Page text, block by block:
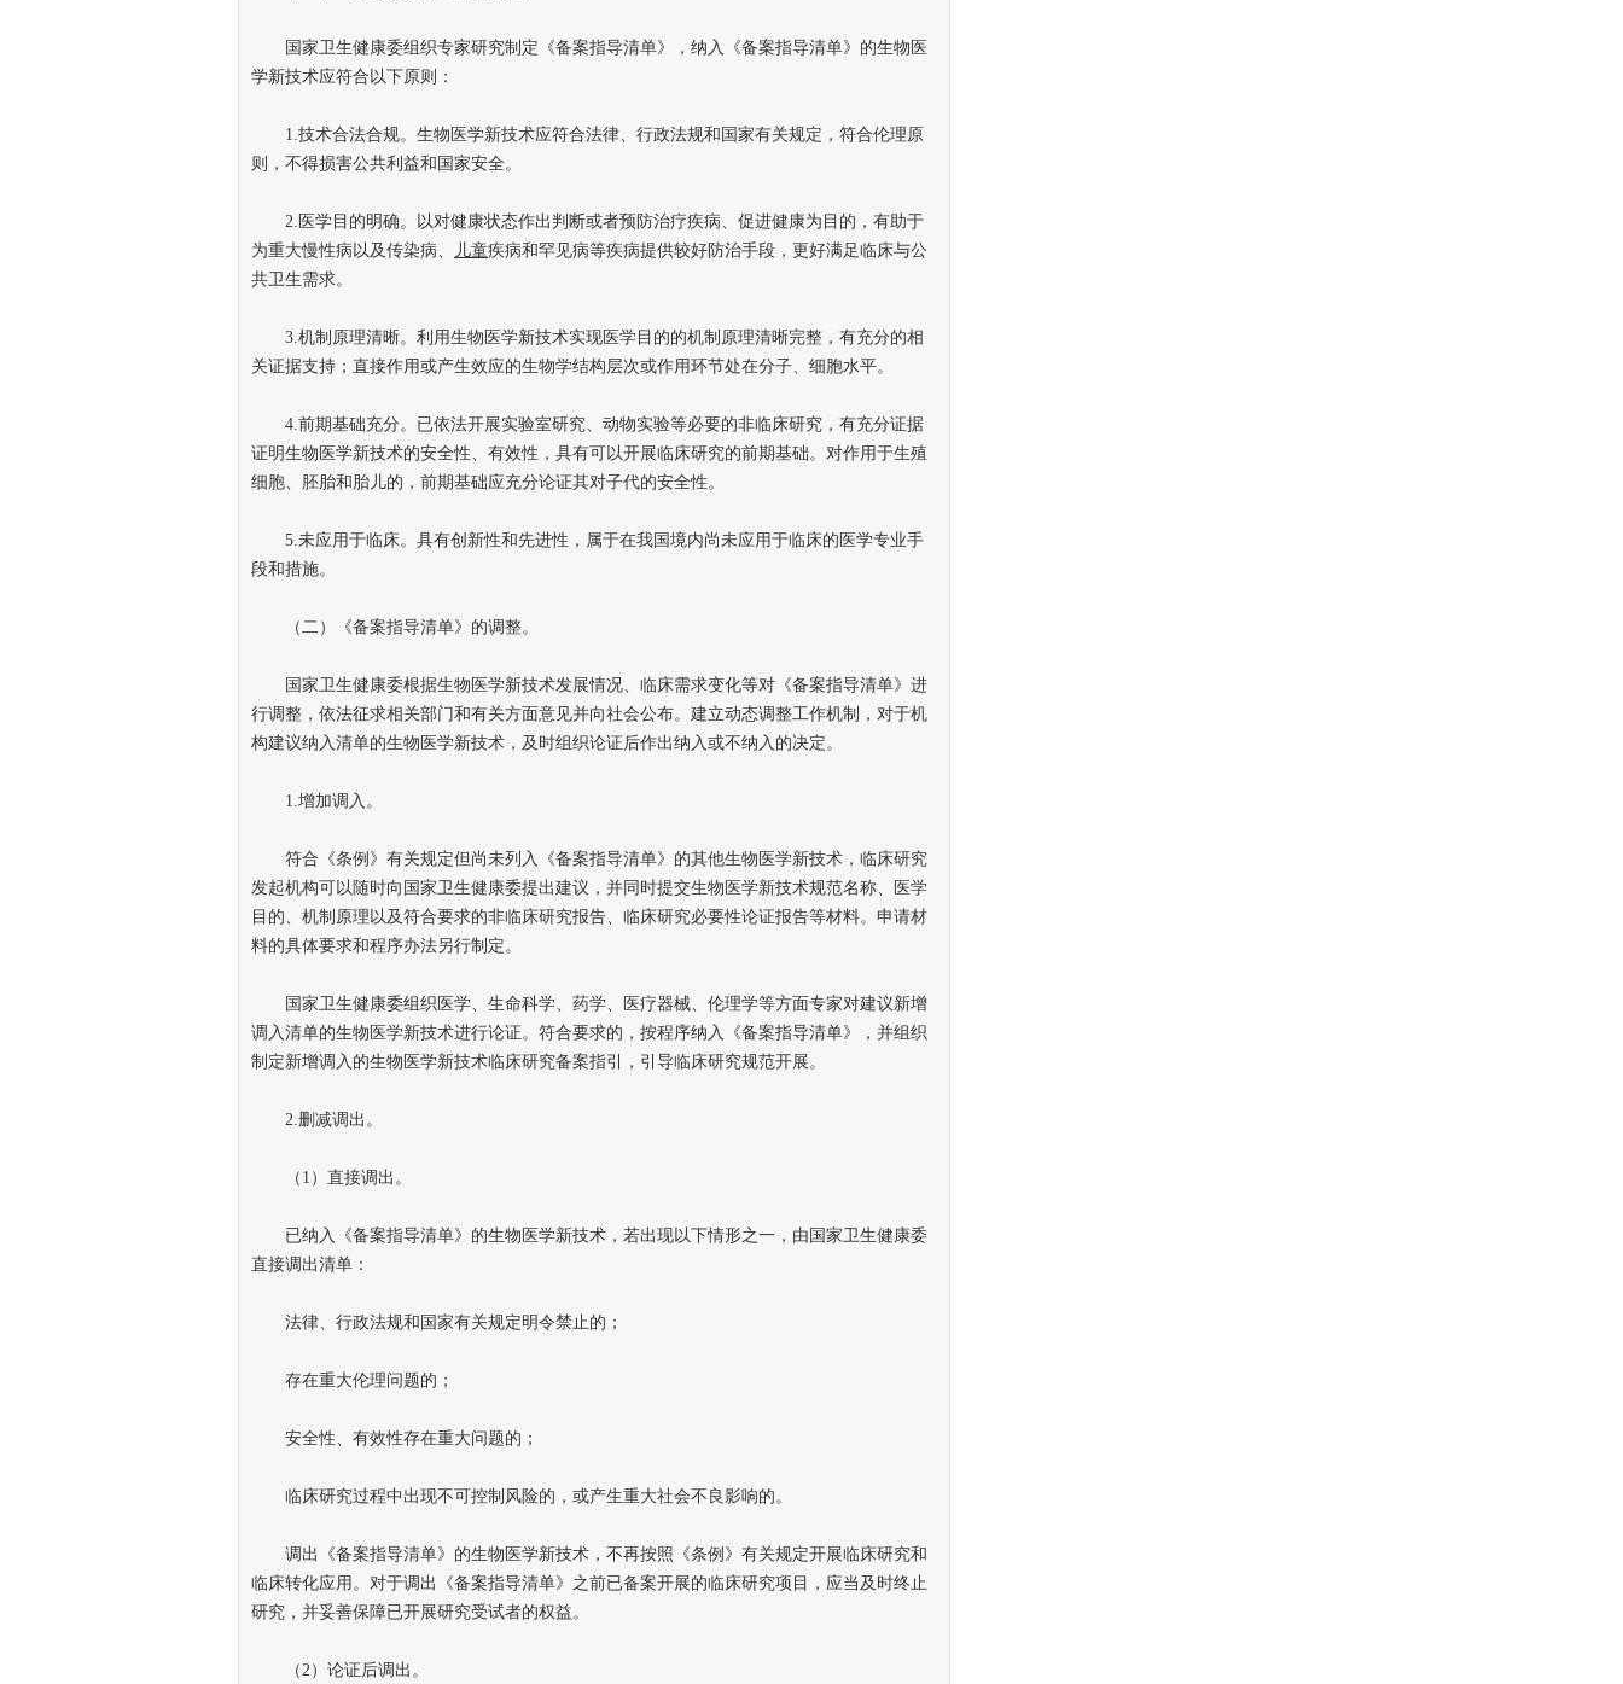
国家卫生健康委组织专家研究制定《备案指导清单》，纳入《备案指导清单》的生物医
学新技术应符合以下原则：
1.技术合法合规。生物医学新技术应符合法律、行政法规和国家有关规定，符合伦理原
则，不得损害公共利益和国家安全。
2.医学目的明确。以对健康状态作出判断或者预防治疗疾病、促进健康为目的，有助于
为重大慢性病以及传染病、
儿童疾病和罕见病等疾病提供较好防治手段，更好满足临床与公
共卫生需求。
3.机制原理清晰。利用生物医学新技术实现医学目的的机制原理清晰完整，有充分的相
关证据支持；直接作用或产生效应的生物学结构层次或作用环节处在分子、细胞水平。
4.前期基础充分。已依法开展实验室研究、动物实验等必要的非临床研究，有充分证据
证明生物医学新技术的安全性、有效性，具有可以开展临床研究的前期基础。对作用于生殖
细胞、胚胎和胎儿的，前期基础应充分论证其对子代的安全性。
5.未应用于临床。具有创新性和先进性，属于在我国境内尚未应用于临床的医学专业手
段和措施。
（二）《备案指导清单》的调整。
国家卫生健康委根据生物医学新技术发展情况、临床需求变化等对《备案指导清单》进
行调整，依法征求相关部门和有关方面意见并向社会公布。建立动态调整工作机制，对于机
构建议纳入清单的生物医学新技术，及时组织论证后作出纳入或不纳入的决定。
1.增加调入。
符合《条例》有关规定但尚未列入《备案指导清单》的其他生物医学新技术，临床研究
发起机构可以随时向国家卫生健康委提出建议，并同时提交生物医学新技术规范名称、医学
目的、机制原理以及符合要求的非临床研究报告、临床研究必要性论证报告等材料。申请材
料的具体要求和程序办法另行制定。
国家卫生健康委组织医学、生命科学、药学、医疗器械、伦理学等方面专家对建议新增
调入清单的生物医学新技术进行论证。符合要求的，按程序纳入《备案指导清单》，并组织
制定新增调入的生物医学新技术临床研究备案指引，引导临床研究规范开展。
2.删减调出。
（1）直接调出。
已纳入《备案指导清单》的生物医学新技术，若出现以下情形之一，由国家卫生健康委
直接调出清单：
法律、行政法规和国家有关规定明令禁止的；
存在重大伦理问题的；
安全性、有效性存在重大问题的；
临床研究过程中出现不可控制风险的，或产生重大社会不良影响的。
调出《备案指导清单》的生物医学新技术，不再按照《条例》有关规定开展临床研究和
临床转化应用。对于调出《备案指导清单》之前已备案开展的临床研究项目，应当及时终止
研究，并妥善保障已开展研究受试者的权益。
（2）论证后调出。